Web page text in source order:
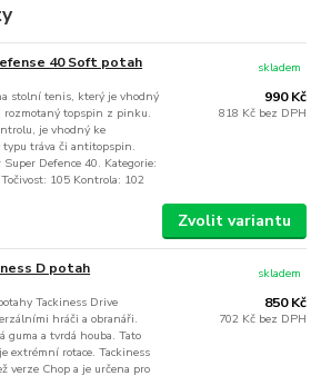
40 Soft potah
stolní tenis, který je vhodný
rozmotaný topspin z pinku.
je vhodný ke
typu tráva či antitopspin.
Defence 40. Kategorie:
105 Kontrola: 102
990 Kč
818 Kč bez DPH
skladem
Zvolit variantu
D potah
Tackiness Drive
hráči a obranáři.
guma a tvrdá houba. Tato
extrémní rotace. Tackiness
verze Chop a je určena pro
850 Kč
702 Kč bez DPH
skladem